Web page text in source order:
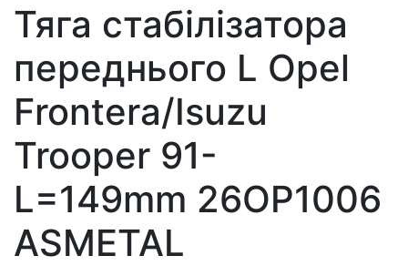
Тяга стабілізатора
переднього L Opel
Frontera/Isuzu
Trooper 91-
L=149mm 26OP1006
ASMETAL